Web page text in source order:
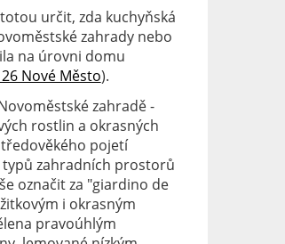
určit, zda kuchyňská
zahrady nebo
na úrovni domu
Nové Město).
zahradě -
rostlin a okrasných
pojetí
zahradních prostorů
označit za "giardino de
i okrasným
pravoúhlým